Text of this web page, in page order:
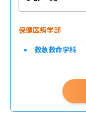
保健医療学部
救急救命学科